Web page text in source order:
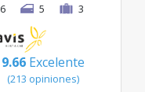
6
5 3
9.66 Excelente
(213 opiniones)